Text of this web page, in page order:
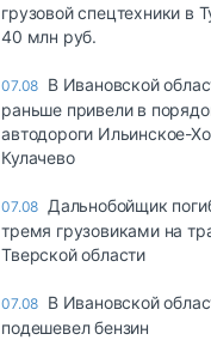
грузовой спецтехники в
40 млн руб.
07.08 В Ивановской
раньше привели в
автодороги Ильинское-
Кулачево
07.08 Дальнобойщик
тремя грузовиками на
Тверской области
07.08 В Ивановской
подешевел бензин